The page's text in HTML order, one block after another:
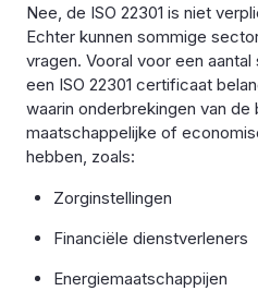
Nee, de ISO 22301 is niet
Echter kunnen sommige
vragen. Vooral voor een
een ISO 22301 certificaat
waarin onderbrekingen van
maatschappelijke of
hebben, zoals:
Zorginstellingen
Financiële dienstverleners
Energiemaatschappijen